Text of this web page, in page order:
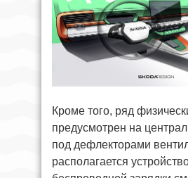
Кроме того, ряд
предусмотрен на
под дефлекторами
располагается